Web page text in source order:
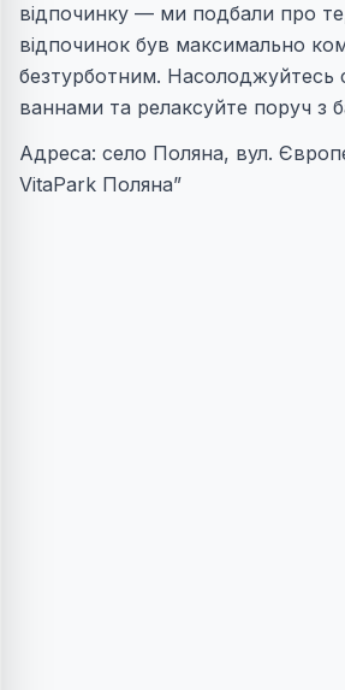
відпочинку — ми подбали про
відпочинок був максимально
безтурботним. Насолоджуйтесь
ваннами та релаксуйте поруч з
Адреса: село Поляна, вул.
VitaPark Поляна”